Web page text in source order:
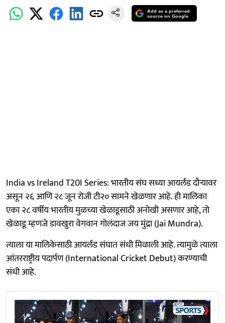
Add as a preferred
source on Google
India vs Ireland T20I Series: भारतीय संघ सध्या आयर्लंड दौऱ्यावर
असून २६ आणि २८ जून रोजी टी२० सामने खेळणार आहे. ही मालिका
एका २८ वर्षीय भारतीय मुळच्या खेळाडूसाठी अनोखी असणार आहे, तो
खेळाडू म्हणजे डावखुरा वेगवान गोलंदाज जय मुंद्रा (Jai Mundra).
त्याला या मालिकेसाठी आयर्लंड संघात संधी मिळाली आहे. त्यामुळे त्याला
आंतरराष्ट्रीय पदार्पण (International Cricket Debut) करण्याची
संधी आहे.